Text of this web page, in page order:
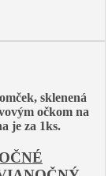
sklenená
očkom na
je za 1ks.